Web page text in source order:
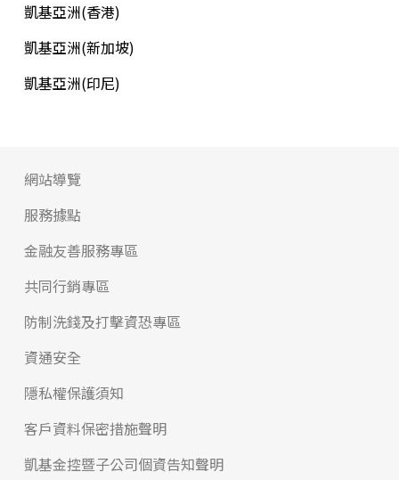
凱基亞洲(香港)
凱基亞洲(新加坡)
凱基亞洲(印尼)
網站導覽
服務據點
金融友善服務專區
共同行銷專區
防制洗錢及打擊資恐專區
資通安全
隱私權保護須知
客戶資料保密措施聲明
凱基金控暨子公司個資告知聲明